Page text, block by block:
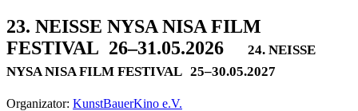
23. NEISSE NYSA NISA FILM
FESTIVAL 26–31.05.2026
24. NEISSE
NYSA NISA FILM FESTIVAL 25–30.05.2027
Organizator: KunstBauerKino e.V.